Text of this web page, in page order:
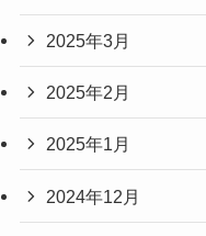
2025年3月
2025年2月
2025年1月
2024年12月